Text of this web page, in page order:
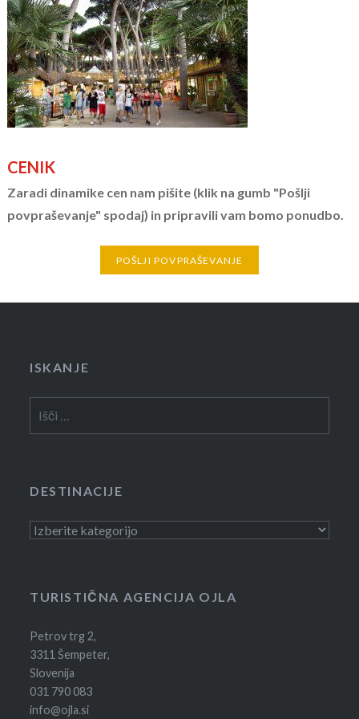
CENIK
Zaradi dinamike cen nam pišite (klik na gumb "Pošlji
povpraševanje" spodaj) in pripravili vam bomo ponudbo.
POŠLJI POVPRAŠEVANJE
ISKANJE
DESTINACIJE
Destinacije
TURISTIČNA AGENCIJA OJLA
Petrov trg 2,
3311 Šempeter,
Slovenija
031 790 083
info@ojla.si